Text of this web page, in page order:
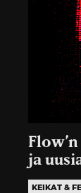
ja
KEIKAT &